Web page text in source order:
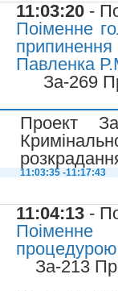
11:03:20 -
Поіменне
Павленка
За-269
Проект
11:03:35 -11:17:43
11:04:13 -
Поіменне
За-213